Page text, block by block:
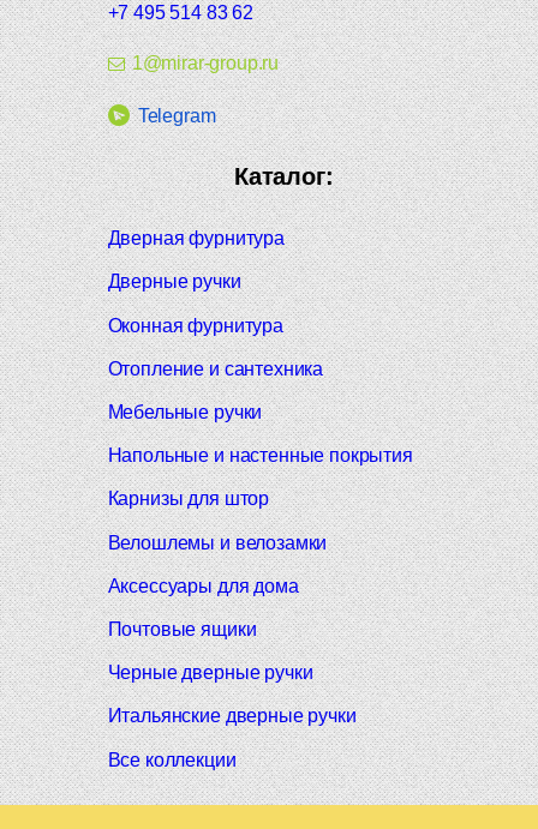
+7 495 514 83 62
1@mirar-group.ru
Telegram
Каталог:
Дверная фурнитура
Дверные ручки
Оконная фурнитура
Отопление и сантехника
Мебельные ручки
Напольные и настенные покрытия
Карнизы для штор
Велошлемы и велозамки
Аксессуары для дома
Почтовые ящики
Черные дверные ручки
Итальянские дверные ручки
Все коллекции